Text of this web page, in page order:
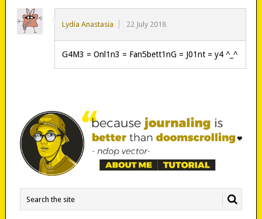
Lydia Anastasia 22 July 2018
G4M3 = Onl1n3 = Fan5bett1nG = J01nt = y4 ^_^